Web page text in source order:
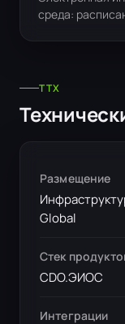
среда:
ТТX
Размещение
Global
Стек
CDO.ЭИОС
Интеграции